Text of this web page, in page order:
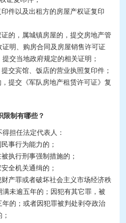
件以及出租方的房屋产权证复印
的，属城镇房屋的，提交房地产管
明、购房合同及房屋销售许可证
交当地政府规定的相关证明；
交宾馆、饭店的营业执照复印件；
提交《军队房地产租赁许可证》复
限制有哪些？
担任法定代表人：
事行为能力的；
执行刑事强制措施的；
全机关通缉的；
产罪或者破坏社会主义市场经济秩
未逾五年的；因犯有其它罪，被
的；或者因犯罪被判处剥夺政治